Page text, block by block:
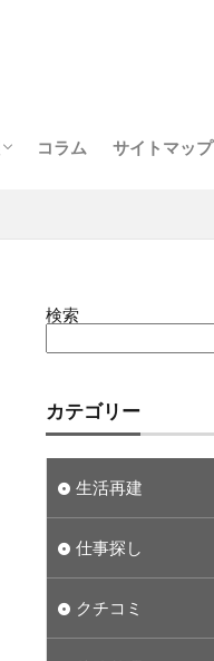
コラム サイトマップ
検索
カテゴリー
生活再建
仕事探し
クチコミ